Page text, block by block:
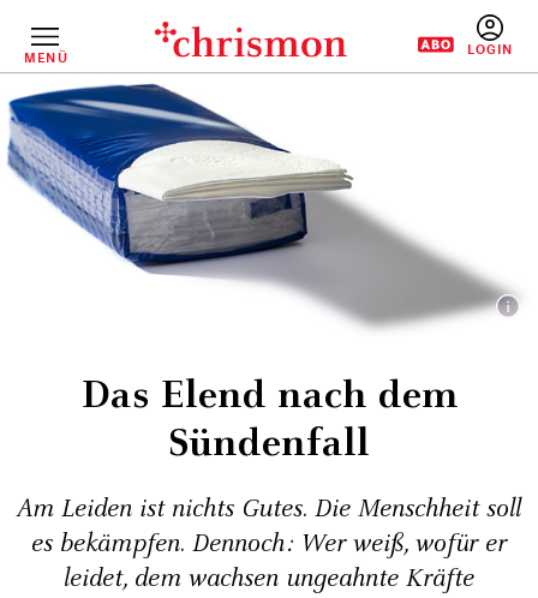
InhaltMENÜ
Das Elend nach dem
Sündenfall
Am Leiden ist nichts Gutes. Die Menschheit soll
es bekämpfen. Dennoch: Wer weiß, wofür er
leidet, dem wachsen ungeahnte Kräfte